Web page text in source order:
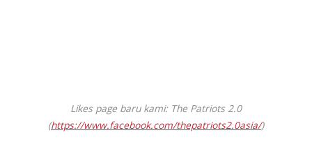
Likes page baru kami: The Patriots 2.0
(https://www.facebook.com/thepatriots2.0asia/)